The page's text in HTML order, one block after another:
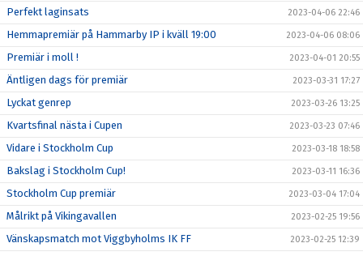
Perfekt laginsats 2023-04-06 22:46
Hemmapremiär på Hammarby IP i kväll 19:00 2023-04-06 08:06
Premiär i moll ! 2023-04-01 20:55
Äntligen dags för premiär 2023-03-31 17:27
Lyckat genrep 2023-03-26 13:25
Kvartsfinal nästa i Cupen 2023-03-23 07:46
Vidare i Stockholm Cup 2023-03-18 18:58
Bakslag i Stockholm Cup! 2023-03-11 16:36
Stockholm Cup premiär 2023-03-04 17:04
Målrikt på Vikingavallen 2023-02-25 19:56
Vänskapsmatch mot Viggbyholms IK FF 2023-02-25 12:39